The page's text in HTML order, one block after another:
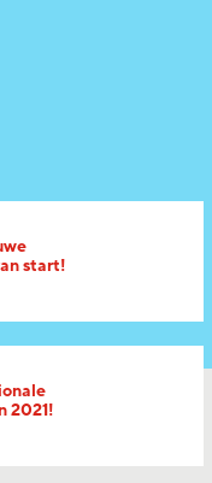
start!
2021!